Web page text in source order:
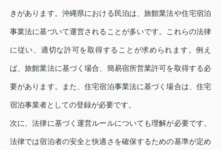
きがあります。沖縄県における民泊は、旅館業法や住宅宿泊
事業法に基づいて運営されることが多いです。これらの法律
に従い、適切な許可を取得することが求められます。例え
ば、旅館業法に基づく場合、簡易宿所営業許可を取得する必
要があります。また、住宅宿泊事業法に基づく場合は、住宅
宿泊事業者としての登録が必要です。
次に、法律に基づく運営ルールについても理解が必要です。
法律では宿泊者の安全と快適さを確保するための基準が定め